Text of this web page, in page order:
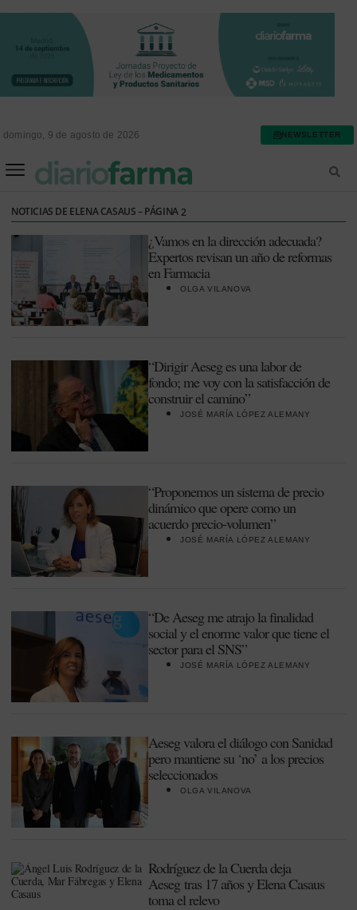
domingo, 9 de agosto de 2026 NEWSLETTER
NOTICIAS DE ELENA CASAUS – PÁGINA2
¿Vamos en la dirección adecuada?
Expertos revisan un año de reformas
en Farmacia
OLGA VILANOVA
“Dirigir Aeseg es una labor de
fondo; me voy con la satisfacción de
construir el camino”
JOSÉ MARÍA LÓPEZ ALEMANY
“Proponemos un sistema de precio
dinámico que opere como un
acuerdo precio-volumen”
JOSÉ MARÍA LÓPEZ ALEMANY
“De Aeseg me atrajo la finalidad
social y el enorme valor que tiene el
sector para el SNS”
JOSÉ MARÍA LÓPEZ ALEMANY
Aeseg valora el diálogo con Sanidad
pero mantiene su ‘no’ a los precios
seleccionados
OLGA VILANOVA
Rodríguez de la Cuerda deja
Aeseg tras 17 años y Elena Casaus
toma el relevo